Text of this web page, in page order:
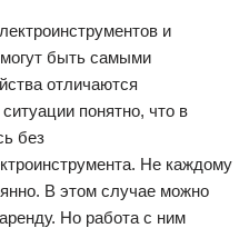
и
быть самыми
отличаются
понятно, что в
без
Не каждому
В этом случае можно
Но работа с ним